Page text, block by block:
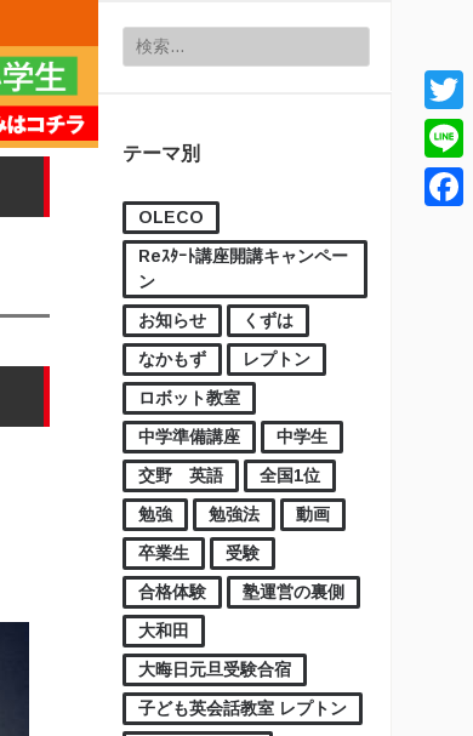
検索:
テーマ別
OLECO
Reｽﾀｰﾄ講座開講キャンペー
ン
お知らせ
くずは
なかもず
レプトン
ロボット教室
中学準備講座
中学生
交野 英語
全国1位
勉強
勉強法
動画
卒業生
受験
合格体験
塾運営の裏側
大和田
大晦日元旦受験合宿
子ども英会話教室 レプトン
Line